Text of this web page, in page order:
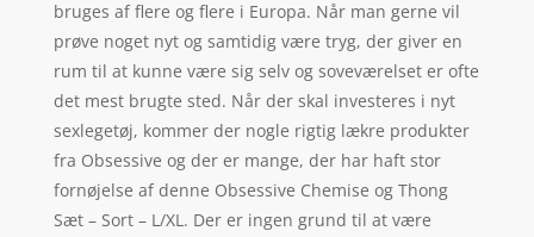
bruges af flere og flere i Europa. Når man gerne vil
prøve noget nyt og samtidig være tryg, der giver en
rum til at kunne være sig selv og soveværelset er ofte
det mest brugte sted. Når der skal investeres i nyt
sexlegetøj, kommer der nogle rigtig lækre produkter
fra Obsessive og der er mange, der har haft stor
fornøjelse af denne Obsessive Chemise og Thong
Sæt – Sort – L/XL. Der er ingen grund til at være